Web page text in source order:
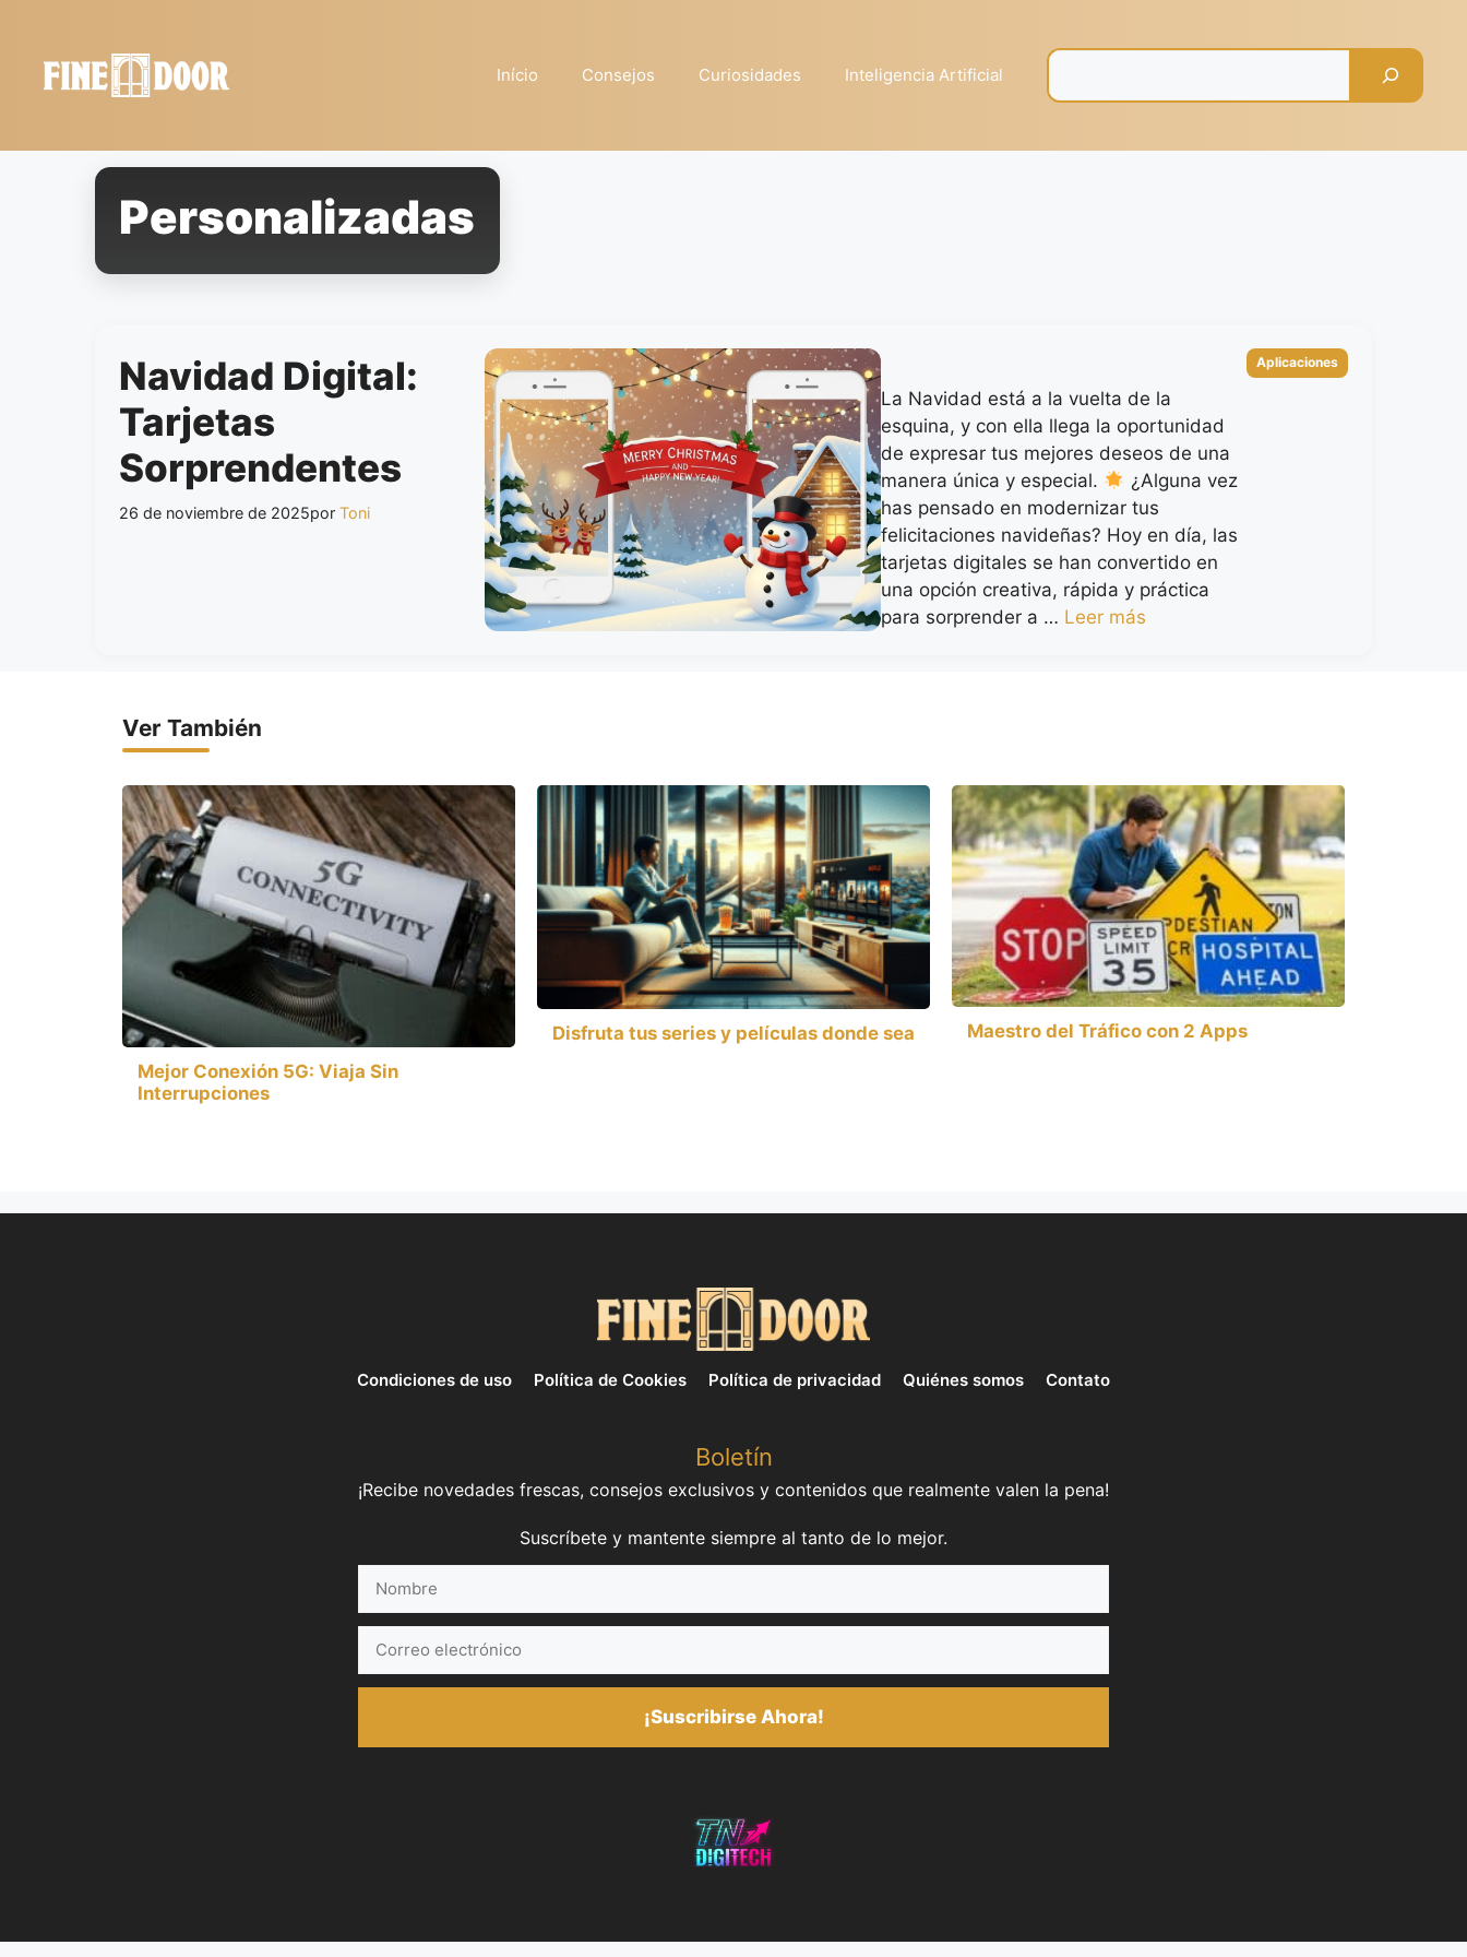
contenido
Início Consejos Curiosidades Inteligencia Artificial
Personalizadas
Navidad Digital:
Tarjetas
Sorprendentes
26 de noviembre de 2025por Toni
La Navidad está a la vuelta de la
esquina, y con ella llega la oportunidad
de expresar tus mejores deseos de una
manera única y especial.
¿Alguna vez
has pensado en modernizar tus
felicitaciones navideñas? Hoy en día, las
tarjetas digitales se han convertido en
una opción creativa, rápida y práctica
para sorprender a … Leer más
Categorías
Aplicaciones
Ver También
Mejor Conexión 5G: Viaja Sin
Interrupciones
Disfruta tus series y películas donde sea Maestro del Tráfico con 2 Apps
Condiciones de uso Política de Cookies Política de privacidad Quiénes somos Contato
Boletín
¡Recibe novedades frescas, consejos exclusivos y contenidos que realmente valen la pena!
Suscríbete y mantente siempre al tanto de lo mejor.
electrónico
¡Suscribirse Ahora!